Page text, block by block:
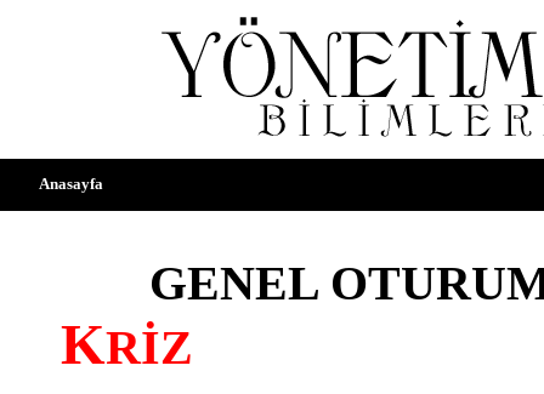
Anasayfa
GENEL
KRİZ